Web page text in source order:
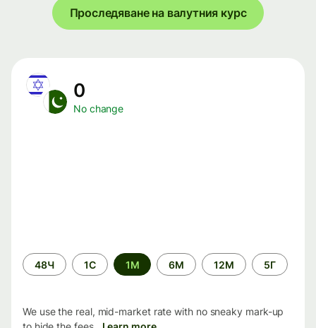
Проследяване на валутния курс
0
No change
Time
period
48Ч 1С 1М 6М 12М 5Г
We use the real, mid-market rate with no sneaky mark-up